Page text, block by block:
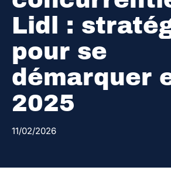
Lidl :
pour se
démarquer
2025
11/02/2026